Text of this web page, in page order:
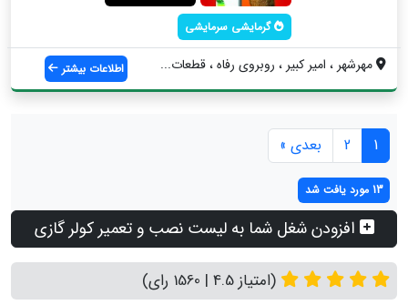
گرمایشی سرمایشی
مهرشهر ، امیر کبیر ، روبروی رفاه ، قطعات... اطلاعات بیشتر
1
2 بعدی »
13 مورد یافت شد
افزودن شغل شما به لیست نصب و تعمیر کولر گازی
(امتیاز 4.5 | 1560 رای)